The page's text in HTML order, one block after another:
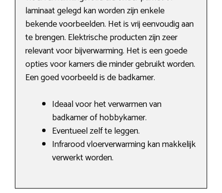
laminaat gelegd kan worden zijn enkele
bekende voorbeelden. Het is vrij eenvoudig aan
te brengen. Elektrische producten zijn zeer
relevant voor bijverwarming. Het is een goede
opties voor kamers die minder gebruikt worden.
Een goed voorbeeld is de badkamer.
Ideaal voor het verwarmen van
badkamer of hobbykamer.
Eventueel zelf te leggen.
Infrarood vloerverwarming kan makkelijk
verwerkt worden.